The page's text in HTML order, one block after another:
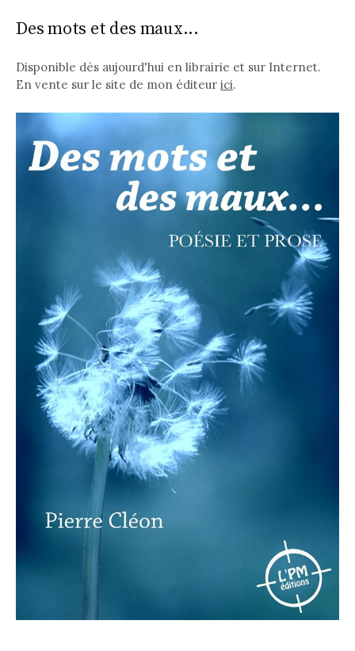
Des mots et des maux...
Disponible dès aujourd'hui en librairie et sur Internet.
En vente sur le site de mon éditeur ici.